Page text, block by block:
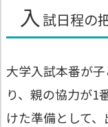
入 試日程の
大学入試本番が
り、親の協力が1
けた準備として